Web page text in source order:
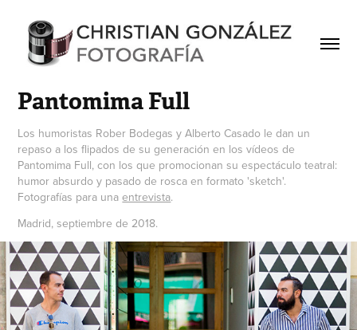
Pantomima Full
Los humoristas Rober Bodegas y Alberto Casado le dan un
repaso a los flipados de su generación en los vídeos de
Pantomima Full, con los que promocionan su espectáculo teatral:
humor absurdo y pasado de rosca en formato 'sketch'.
Fotografías para unaentrevista.
Madrid, septiembre de 2018.